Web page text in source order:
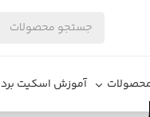
آموزش اسکیت برد